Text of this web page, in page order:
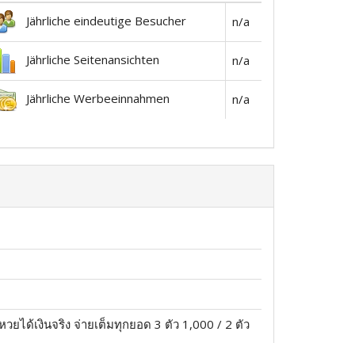
Jährliche eindeutige Besucher n/a
Jährliche Seitenansichten n/a
Jährliche Werbeeinnahmen n/a
ยได้เงินจริง จ่ายเต็มทุกยอด 3 ตัว 1,000 / 2 ตัว